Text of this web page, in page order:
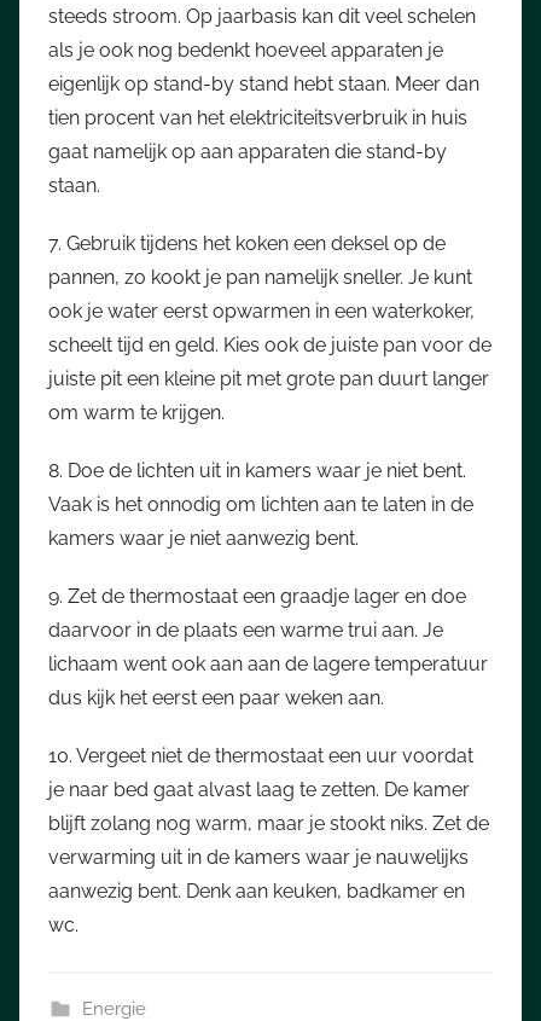
steeds stroom. Op jaarbasis kan dit veel schelen
als je ook nog bedenkt hoeveel apparaten je
eigenlijk op stand-by stand hebt staan. Meer dan
tien procent van het elektriciteitsverbruik in huis
gaat namelijk op aan apparaten die stand-by
staan.
7. Gebruik tijdens het koken een deksel op de
pannen, zo kookt je pan namelijk sneller. Je kunt
ook je water eerst opwarmen in een waterkoker,
scheelt tijd en geld. Kies ook de juiste pan voor de
juiste pit een kleine pit met grote pan duurt langer
om warm te krijgen.
8. Doe de lichten uit in kamers waar je niet bent.
Vaak is het onnodig om lichten aan te laten in de
kamers waar je niet aanwezig bent.
9. Zet de thermostaat een graadje lager en doe
daarvoor in de plaats een warme trui aan. Je
lichaam went ook aan aan de lagere temperatuur
dus kijk het eerst een paar weken aan.
10. Vergeet niet de thermostaat een uur voordat
je naar bed gaat alvast laag te zetten. De kamer
blijft zolang nog warm, maar je stookt niks. Zet de
verwarming uit in de kamers waar je nauwelijks
aanwezig bent. Denk aan keuken, badkamer en
wc.
Energie